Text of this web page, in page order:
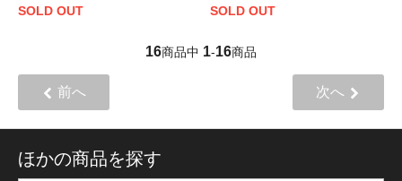
SOLD OUT
SOLD OUT
16商品中 1-16商品
前へ 次へ
ほかの商品を探す